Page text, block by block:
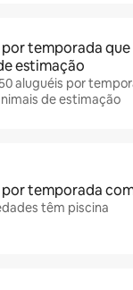
por temporada
estimação
aluguéis por
de estimação
temporada
têm piscina